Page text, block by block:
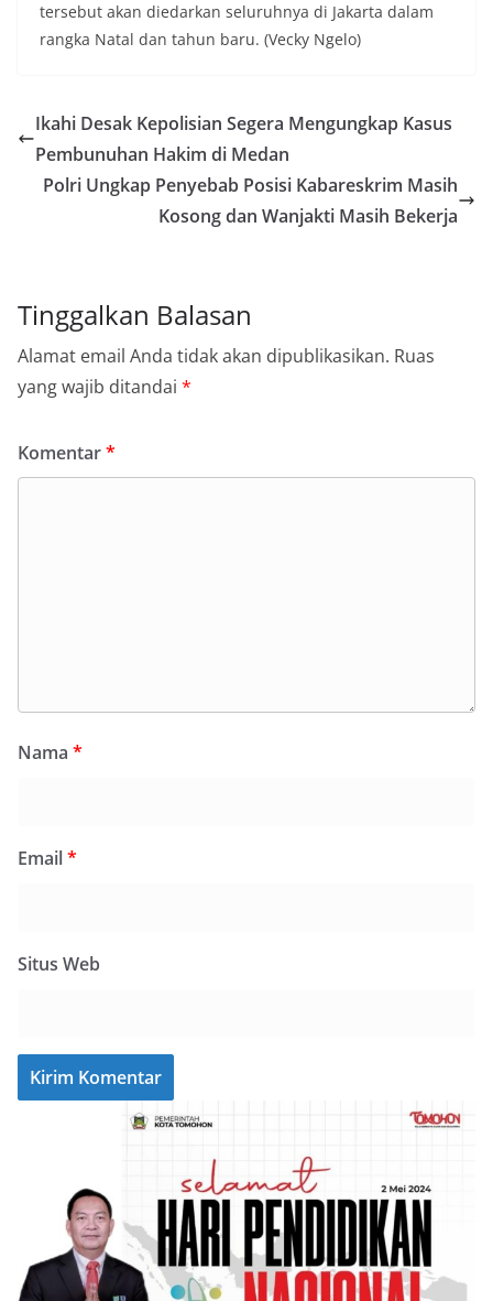
tersebut akan diedarkan seluruhnya di Jakarta dalam
rangka Natal dan tahun baru. (Vecky Ngelo)
Ikahi Desak Kepolisian Segera Mengungkap Kasus
Pembunuhan Hakim di Medan
Polri Ungkap Penyebab Posisi Kabareskrim Masih
Kosong dan Wanjakti Masih Bekerja
Tinggalkan Balasan
Alamat email Anda tidak akan dipublikasikan. Ruas
yang wajib ditandai *
Komentar*
Nama *
Email*
Situs Web